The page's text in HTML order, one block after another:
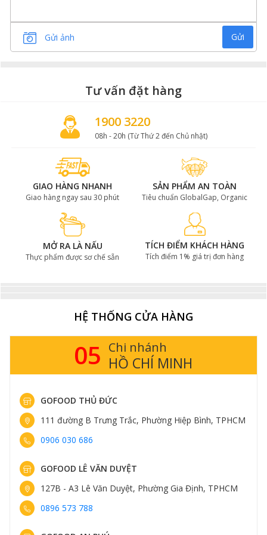
Tại Úc, thịt bò Angus Úc đạt được huy chương vàng
các loại thịt bò khác tại các Hiệp hội Nông nghiệp
Hoàng gia Úc.
Lõi nạc vai bò Angus Úc làm món gì
Lõi nạc vai Angus Úc thích hợp chế biến hầu hết các
món nướng, bít tết,... Thịt hấp dẫn với từng miếng thịt
Lõi nạc vai Angus Úc cắt nướng
Mua sườn lõi nạc vai bò Angus Úc
tại Gofood
Gofood là hệ thống cửa hàng thực phẩm nhập khẩu
Gửi ảnh Gửi
Tư vấn đặt hàng
1900 3220
08h - 20h (Từ Thứ 2 đến Chủ nhật)
GIAO HÀNG NHANH
Giao hàng ngay sau 30 phút
SẢN PHẨM AN TOÀN
Tiêu chuẩn GlobalGap, Organic
MỞ RA LÀ NẤU
Thực phẩm được sơ chế sẵn
TÍCH ĐIỂM KHÁCH HÀNG
Tích điểm 1% giá trị đơn hàng
HỆ THỐNG CỬA HÀNG
05 Chi nhánh
HỒ CHÍ MINH
GOFOOD THỦ ĐỨC
111 đường B Trưng Trắc, Phường Hiệp Bình, TPHCM
0906 030 686
GOFOOD LÊ VĂN DUYỆT
127B - A3 Lê Văn Duyệt, Phường Gia Định, TPHCM
0896 573 788